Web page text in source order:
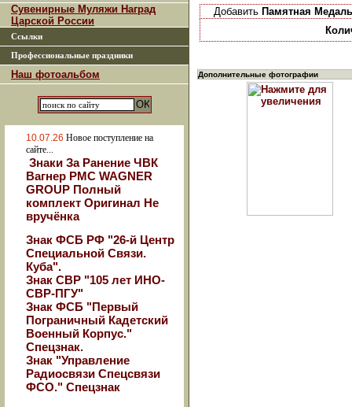
Сувенирные Муляжи Наград
Царской России
Ссылки
Профессиональные праздники
Наш фотоальбом
10.07.26 Новое поступление на
сайте...
Знаки За Ранение ЧВК
Вагнер РМС WAGNER
GROUP Полный
комплект Оригинал Не
вручёнка
Знак ФСБ РФ "26-й Центр
Специальной Связи.
Куба".
Знак СВР "105 лет ИНО-
СВР-ПГУ"
Знак ФСБ "Первый
Пограничный Кадетский
Военный Корпус."
Спецзнак.
Знак "Управление
Радиосвязи Спецсвязи
ФСО." Спецзнак
Добавить Памятная
Дополнительные фотографии